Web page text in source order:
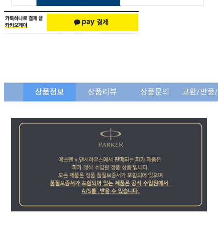
상품정보 상품리뷰 상품문의 교환/반품